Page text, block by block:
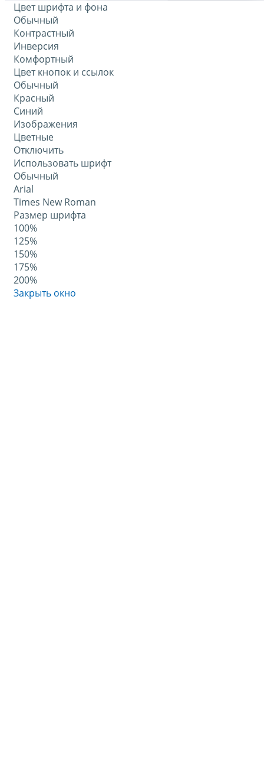
Цвет шрифта и фона
Обычный
Контрастный
Инверсия
Комфортный
Цвет кнопок и ссылок
Обычный
Красный
Синий
Изображения
Цветные
Отключить
Использовать шрифт
Обычный
Arial
Times New Roman
Размер шрифта
100%
125%
150%
175%
200%
Закрыть окно